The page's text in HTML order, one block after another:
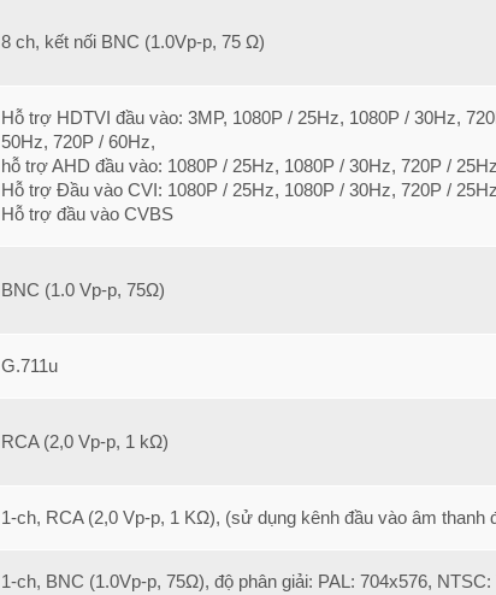
8 ch, kết nối BNC (1.0Vp-p, 75 Ω)
Hỗ trợ HDTVI đầu vào: 3MP, 1080P / 25Hz, 1080P / 30Hz,
50Hz, 720P / 60Hz,
hỗ trợ AHD đầu vào: 1080P / 25Hz, 1080P / 30Hz, 720P /
Hỗ trợ Đầu vào CVI: 1080P / 25Hz, 1080P / 30Hz, 720P /
Hỗ trợ đầu vào CVBS
BNC (1.0 Vp-p, 75Ω)
G.711u
RCA (2,0 Vp-p, 1 kΩ)
1-ch, RCA (2,0 Vp-p, 1 KΩ), (sử dụng kênh đầu vào âm thanh
1-ch, BNC (1.0Vp-p, 75Ω), độ phân giải: PAL: 704x576, NTSC: